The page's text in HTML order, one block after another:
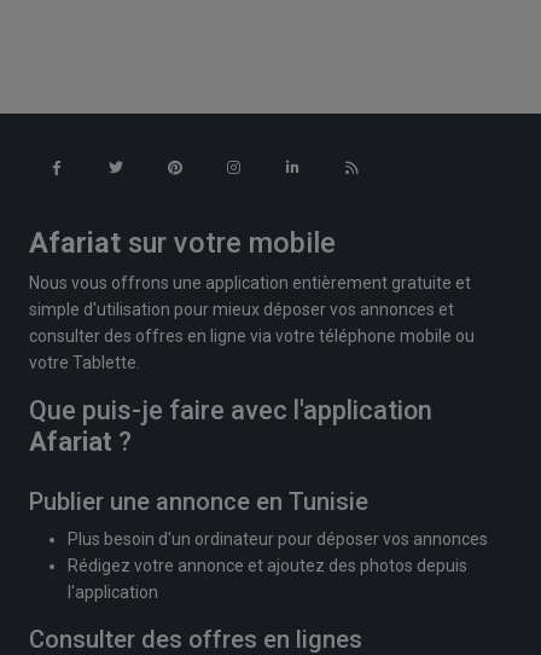
Afariat sur votre mobile
Nous vous offrons une application entièrement gratuite et
simple d'utilisation pour mieux déposer vos annonces et
consulter des offres en ligne via votre téléphone mobile ou
votre Tablette.
Que puis-je faire avec l'application
Afariat ?
Publier une annonce en Tunisie
Plus besoin d'un ordinateur pour déposer vos annonces
Rédigez votre annonce et ajoutez des photos depuis
l'application
Consulter des offres en lignes